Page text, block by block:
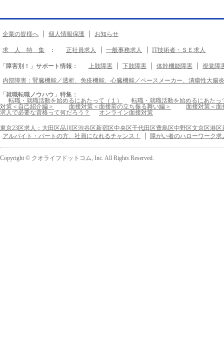
企業の皆様へ 個人情報保護 お知らせ
求 人 特 集 ： 正社員求人 一般事務求人 IT技術者・ＳＥ求人
「障害別！」サポート情報： 上肢障害 下肢障害 体幹機能障害 視覚障
内部障害：腎臓機能／透析、免疫機能、心臓機能／ペースメーカー、潰瘍性大腸
「就職転職ノウハウ」特集：
転職・就職活動を始めるにあたって（１）
転職・就職活動を始めるにあたっ
対策＜自己紹介編＞
面接対策＜面接前の立ち振る舞い編＞
面接対策＜面
求人で必要な資格って何だろう？
オンライン面接対策
東京23区求人：大田区品川区渋谷区新宿区中央区千代田区豊島区中野区文京区港区
アルバイト・パートの方、社員になれるチャンス！
障がい者のハローワーク求
Copyright © クオライフドットコム, Inc. All Rights Reserved.